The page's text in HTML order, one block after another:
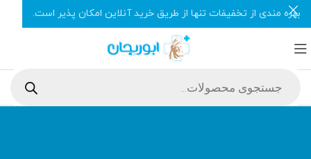
بهره مندی از تخفیفات تنها از طریق خرید آنلاین امکان پذیر است.